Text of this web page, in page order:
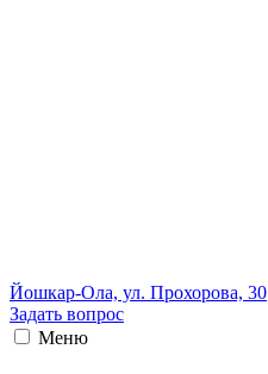
Йошкар-Ола, ул. Прохорова, 30
Задать вопрос
Меню